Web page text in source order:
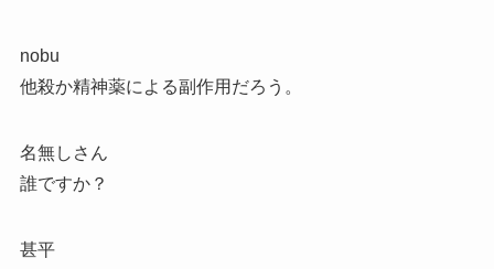
nobu
他殺か精神薬による副作用だろう。
名無しさん
誰ですか？
甚平